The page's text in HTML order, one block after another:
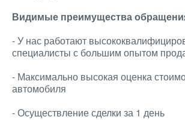
Видимые преимущества
- У нас работают
специалисты с большим опытом
- Максимально высокая оценка
автомобиля
- Осуществление сделки за 1 день